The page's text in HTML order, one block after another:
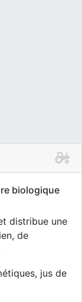
biologique
distribue une
de
jus de